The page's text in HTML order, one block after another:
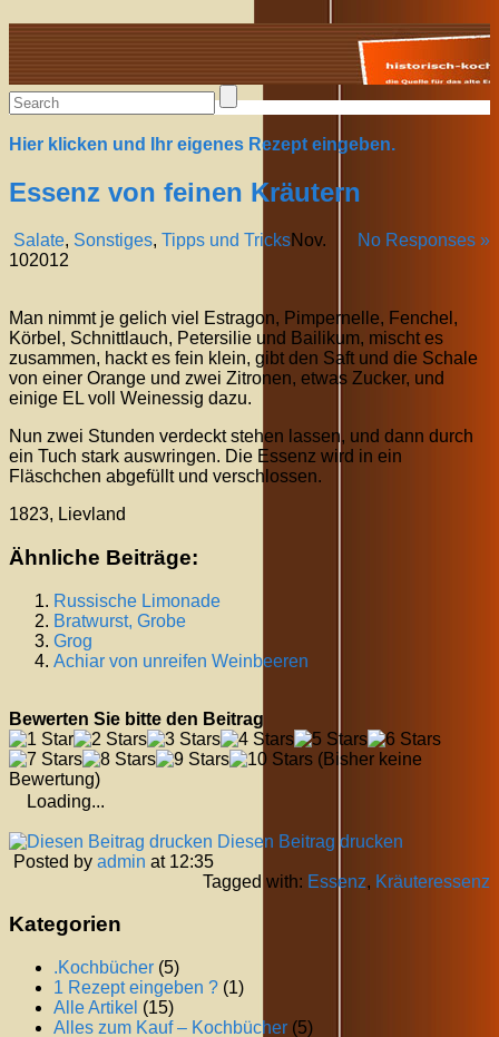
Alte Rezepte online
Hier klicken und Ihr eigenes Rezept eingeben.
Essenz von feinen Kräutern
Salate, Sonstiges, Tipps und Tricks No Responses »
Nov.
102012
Man nimmt je gelich viel Estragon, Pimpernelle, Fenchel,
Körbel, Schnittlauch, Petersilie und Bailikum, mischt es
zusammen, hackt es fein klein, gibt den Saft und die Schale
von einer Orange und zwei Zitronen, etwas Zucker, und
einige EL voll Weinessig dazu.
Nun zwei Stunden verdeckt stehen lassen, und dann durch
ein Tuch stark auswringen. Die Essenz wird in ein
Fläschchen abgefüllt und verschlossen.
1823, Lievland
Ähnliche Beiträge:
Russische Limonade
Bratwurst, Grobe
Grog
Achiar von unreifen Weinbeeren
Bewerten Sie bitte den Beitrag
(Bisher keine
Bewertung)
Loading...
Diesen Beitrag drucken
Posted by admin at 12:35
Tagged with: Essenz, Kräuteressenz
Kategorien
.Kochbücher (5)
1 Rezept eingeben ? (1)
Alle Artikel (15)
Alles zum Kauf – Kochbücher (5)